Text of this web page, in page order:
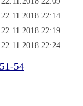
22:14
22:19
22:24
51-54